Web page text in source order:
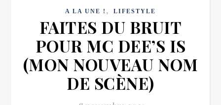
A LA UNE ! , LIFESTYLE
FAITES DU BRUIT
POUR MC DEE’S IS
(MON NOUVEAU NOM
DE SCÈNE)